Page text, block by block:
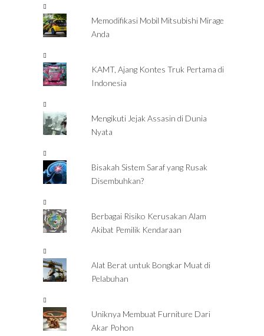
Memodifikasi Mobil Mitsubishi Mirage
Anda
KAMT, Ajang Kontes Truk Pertama di
Indonesia
Mengikuti Jejak Assasin di Dunia
Nyata
Bisakah Sistem Saraf yang Rusak
Disembuhkan?
Berbagai Risiko Kerusakan Alam
Akibat Pemilik Kendaraan
Alat Berat untuk Bongkar Muat di
Pelabuhan
Uniknya Membuat Furniture Dari
Akar Pohon